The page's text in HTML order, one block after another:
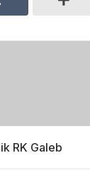
RK Galeb